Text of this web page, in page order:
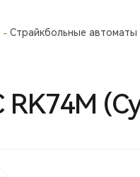
Страйкбольные автоматы
RK74М